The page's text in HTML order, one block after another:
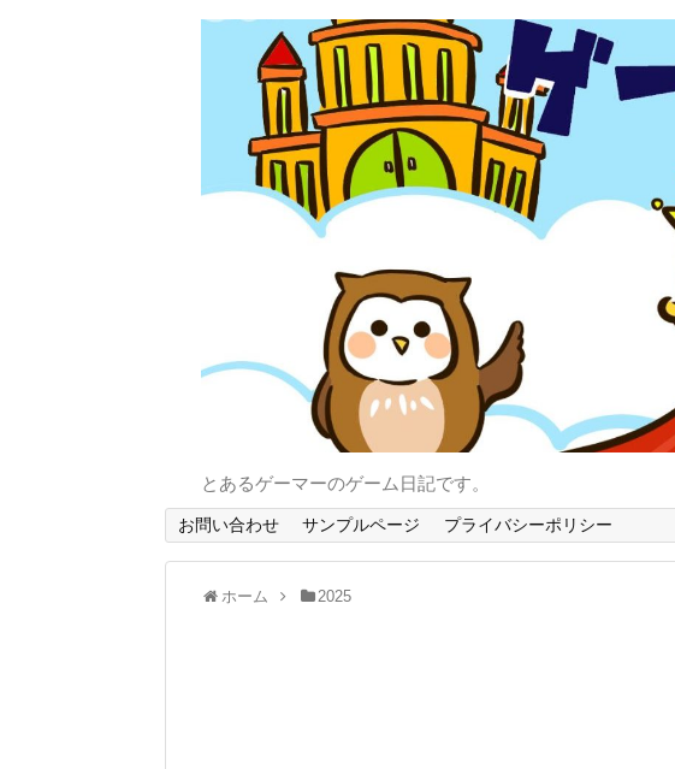
とあるゲーマーのゲーム日記です。
お問い合わせ サンプルページ プライバシーポリシー
ホーム 2025